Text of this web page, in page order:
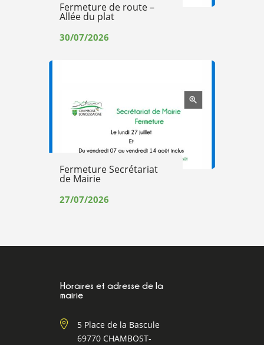
Fermeture de route –
Allée du plat
30/07/2026
Fermeture Secrétariat
de Mairie
27/07/2026
Horaires et adresse de la
mairie
5 Place de la Bascule
69770 CHAMBOST-